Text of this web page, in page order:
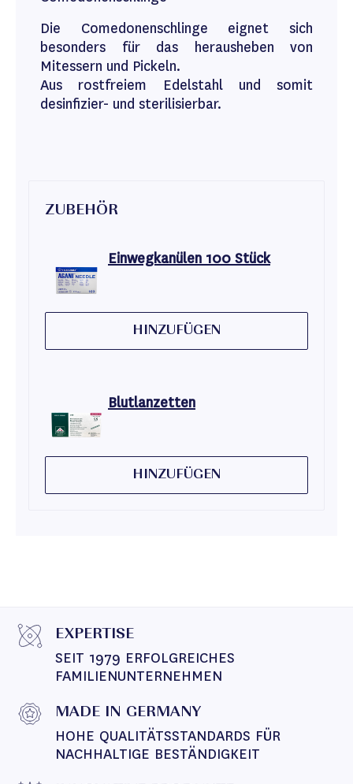
Die Comedonenschlinge eignet sich
besonders für das herausheben von
Mitessern und Pickeln.
Aus rostfreiem Edelstahl und somit
desinfizier- und sterilisierbar.
ZUBEHÖR
Einwegkanülen 100 Stück
HINZUFÜGEN
Blutlanzetten
HINZUFÜGEN
EXPERTISE
SEIT 1979 ERFOLGREICHES
FAMILIENUNTERNEHMEN
MADE IN GERMANY
HOHE QUALITÄTSSTANDARDS FÜR
NACHHALTIGE BESTÄNDIGKEIT